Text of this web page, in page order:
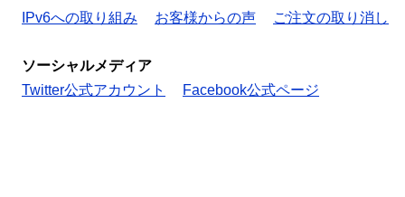
IPv6への取り組み
お客様からの声 ご注文の取り消し
ソーシャルメディア
Twitter公式アカウント
Facebook公式ページ